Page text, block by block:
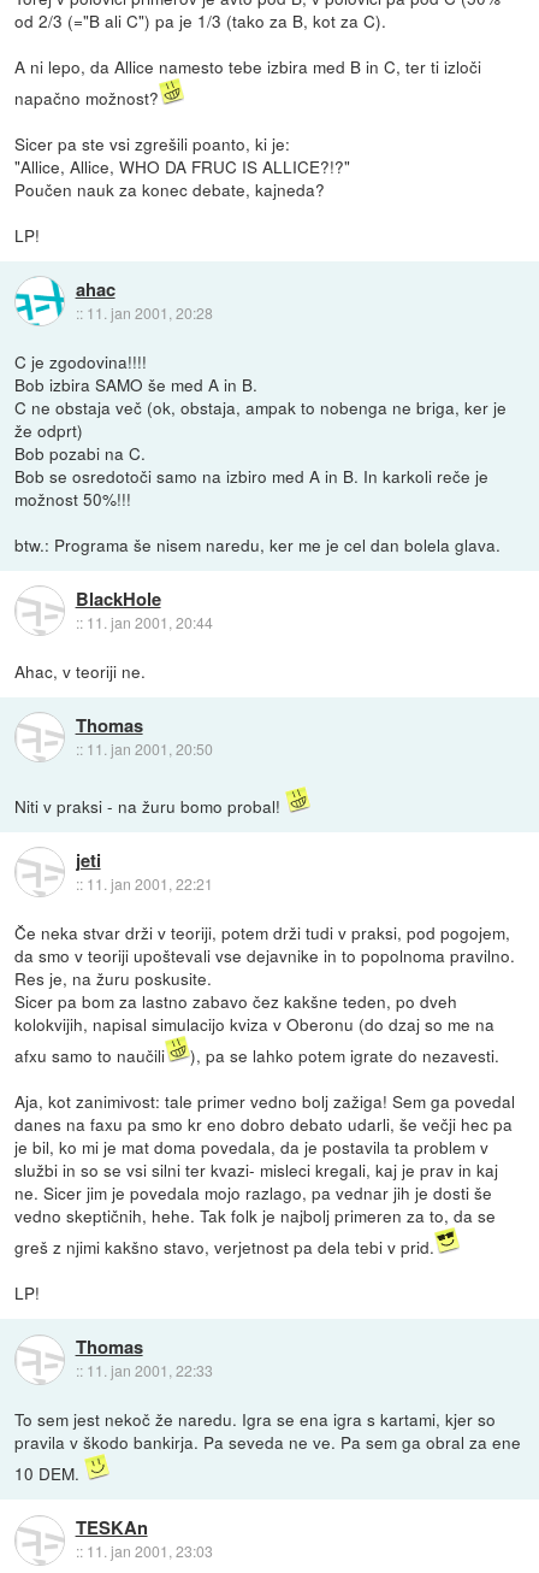
od 2/3 (="B ali C") pa je 1/3 (tako za B, kot za C).
A ni lepo, da Allice namesto tebe izbira med B in C, ter ti izloči
napačno možnost?
Sicer pa ste vsi zgrešili poanto, ki je:
"Allice, Allice, WHO DA FRUC IS ALLICE?!?"
Poučen nauk za konec debate, kajneda?
LP!
ahac
:: 11. jan 2001, 20:28
C je zgodovina!!!!
Bob izbira SAMO še med A in B.
C ne obstaja več (ok, obstaja, ampak to nobenga ne briga, ker je
že odprt)
Bob pozabi na C.
Bob se osredotoči samo na izbiro med A in B. In karkoli reče je
možnost 50%!!!
btw.: Programa še nisem naredu, ker me je cel dan bolela glava.
BlackHole
:: 11. jan 2001, 20:44
Ahac, v teoriji ne.
Thomas
:: 11. jan 2001, 20:50
Niti v praksi - na žuru bomo probal!
jeti
:: 11. jan 2001, 22:21
Če neka stvar drži v teoriji, potem drži tudi v praksi, pod pogojem,
da smo v teoriji upoštevali vse dejavnike in to popolnoma pravilno.
Res je, na žuru poskusite.
Sicer pa bom za lastno zabavo čez kakšne teden, po dveh
kolokvijih, napisal simulacijo kviza v Oberonu (do dzaj so me na
afxu samo to naučili
), pa se lahko potem igrate do nezavesti.
Aja, kot zanimivost: tale primer vedno bolj zažiga! Sem ga povedal
danes na faxu pa smo kr eno dobro debato udarli, še večji hec pa
je bil, ko mi je mat doma povedala, da je postavila ta problem v
službi in so se vsi silni ter kvazi- misleci kregali, kaj je prav in kaj
ne. Sicer jim je povedala mojo razlago, pa vednar jih je dosti še
vedno skeptičnih, hehe. Tak folk je najbolj primeren za to, da se
greš z njimi kakšno stavo, verjetnost pa dela tebi v prid.
LP!
Thomas
:: 11. jan 2001, 22:33
To sem jest nekoč že naredu. Igra se ena igra s kartami, kjer so
pravila v škodo bankirja. Pa seveda ne ve. Pa sem ga obral za ene
10 DEM.
TESKAn
:: 11. jan 2001, 23:03